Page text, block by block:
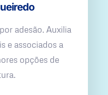
adesão. Auxilia
e associados a
opções de